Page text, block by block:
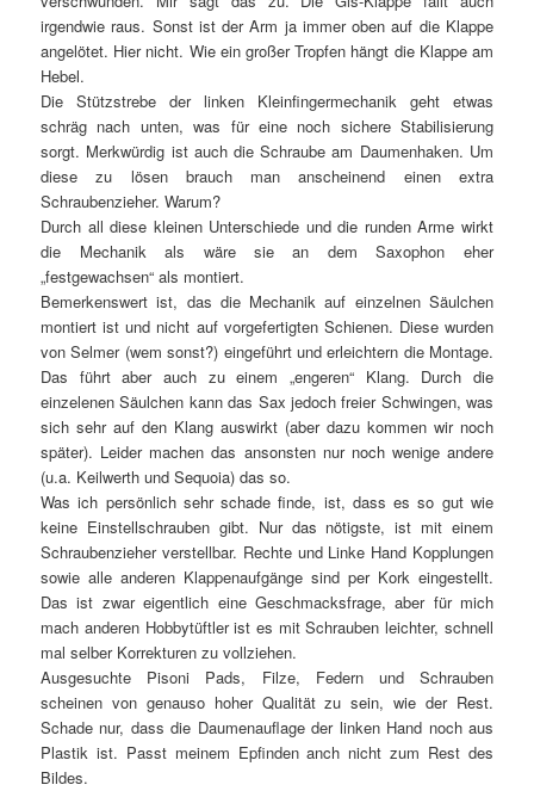
irgendwie raus. Sonst ist der Arm ja immer oben auf die Klappe
angelötet. Hier nicht. Wie ein großer Tropfen hängt die Klappe am
Hebel.
Die Stützstrebe der linken Kleinfingermechanik geht etwas
schräg nach unten, was für eine noch sichere Stabilisierung
sorgt. Merkwürdig ist auch die Schraube am Daumenhaken. Um
diese zu lösen brauch man anscheinend einen extra
Schraubenzieher. Warum?
Durch all diese kleinen Unterschiede und die runden Arme wirkt
die Mechanik als wäre sie an dem Saxophon eher
„festgewachsen“ als montiert.
Bemerkenswert ist, das die Mechanik auf einzelnen Säulchen
montiert ist und nicht auf vorgefertigten Schienen. Diese wurden
von Selmer (wem sonst?) eingeführt und erleichtern die Montage.
Das führt aber auch zu einem „engeren“ Klang. Durch die
einzelenen Säulchen kann das Sax jedoch freier Schwingen, was
sich sehr auf den Klang auswirkt (aber dazu kommen wir noch
später). Leider machen das ansonsten nur noch wenige andere
(u.a. Keilwerth und Sequoia) das so.
Was ich persönlich sehr schade finde, ist, dass es so gut wie
keine Einstellschrauben gibt. Nur das nötigste, ist mit einem
Schraubenzieher verstellbar. Rechte und Linke Hand Kopplungen
sowie alle anderen Klappenaufgänge sind per Kork eingestellt.
Das ist zwar eigentlich eine Geschmacksfrage, aber für mich
mach anderen Hobbytüftler ist es mit Schrauben leichter, schnell
mal selber Korrekturen zu vollziehen.
Ausgesuchte Pisoni Pads, Filze, Federn und Schrauben
scheinen von genauso hoher Qualität zu sein, wie der Rest.
Schade nur, dass die Daumenauflage der linken Hand noch aus
Plastik ist. Passt meinem Epfinden anch nicht zum Rest des
Bildes.